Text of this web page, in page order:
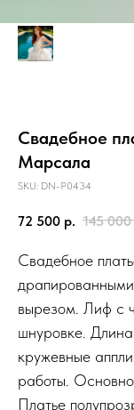
Свадебное
Марсала
SKU: DN-P0434
72 500 р. 145 000
Свадебное
вырезом. Лиф с
шнуровке.
кружевные
работы.
Платье